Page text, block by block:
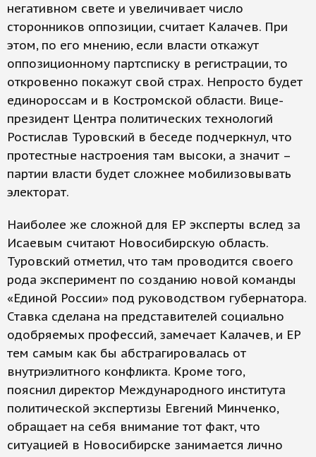
негативном свете и увеличивает число
сторонников оппозиции, считает Калачев. При
этом, по его мнению, если власти откажут
оппозиционному партсписку в регистрации, то
откровенно покажут свой страх. Непросто будет
единороссам и в Костромской области. Вице-
президент Центра политических технологий
Ростислав Туровский в беседе подчеркнул, что
протестные настроения там высоки, а значит –
партии власти будет сложнее мобилизовывать
электорат.
Наиболее же сложной для ЕР эксперты вслед за
Исаевым считают Новосибирскую область.
Туровский отметил, что там проводится своего
рода эксперимент по созданию новой команды
«Единой России» под руководством губернатора.
Ставка сделана на представителей социально
одобряемых профессий, замечает Калачев, и ЕР
тем самым как бы абстрагировалась от
внутриэлитного конфликта. Кроме того,
пояснил директор Международного института
политической экспертизы Евгений Минченко,
обращает на себя внимание тот факт, что
ситуацией в Новосибирске занимается лично